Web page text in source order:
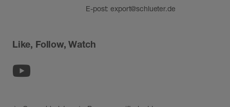
E-post:export@schlueter.de
Like, Follow, Watch